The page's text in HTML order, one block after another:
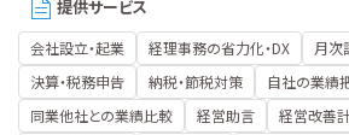
提供サービス
会社設立・起業 経理事務の省力化・DX 月次
決算・税務申告
納税・節税対策 自社の業績
同業他社との業績比較
経営助言
経営改善